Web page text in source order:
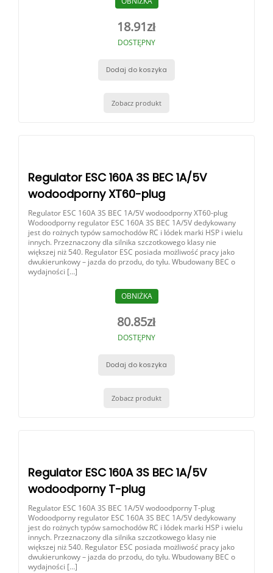
18.91zł
DOSTĘPNY
Dodaj do koszyka
Zobacz produkt
Regulator ESC 160A 3S BEC 1A/5V
wodoodporny XT60-plug
Regulator ESC 160A 3S BEC 1A/5V wodoodporny XT60-plug
Wodoodporny regulator ESC 160A 3S BEC 1A/5V dedykowany
jest do rożnych typów samochodów RC i łódek marki HSP i wielu
innych. Przeznaczony dla silnika szczotkowego klasy nie
większej niż 540. Regulator ESC posiada możliwość pracy jako
dwukierunkowy – jazda do przodu, do tyłu. Wbudowany BEC o
wydajności […]
OBNIŻKA
80.85zł
DOSTĘPNY
Dodaj do koszyka
Zobacz produkt
Regulator ESC 160A 3S BEC 1A/5V
wodoodporny T-plug
Regulator ESC 160A 3S BEC 1A/5V wodoodporny T-plug
Wodoodporny regulator ESC 160A 3S BEC 1A/5V dedykowany
jest do rożnych typów samochodów RC i łódek marki HSP i wielu
innych. Przeznaczony dla silnika szczotkowego klasy nie
większej niż 540. Regulator ESC posiada możliwość pracy jako
dwukierunkowy – jazda do przodu, do tyłu. Wbudowany BEC o
wydajności […]